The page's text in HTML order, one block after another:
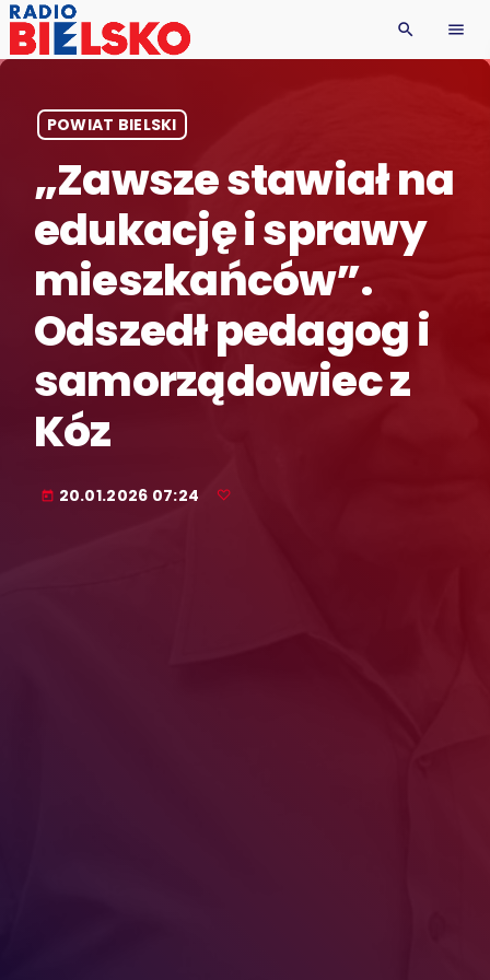
search menu
POWIAT BIELSKI
„Zawsze stawiał na
edukację i sprawy
mieszkańców”.
Odszedł pedagog i
samorządowiec z
Kóz
today 20.01.2026 07:24